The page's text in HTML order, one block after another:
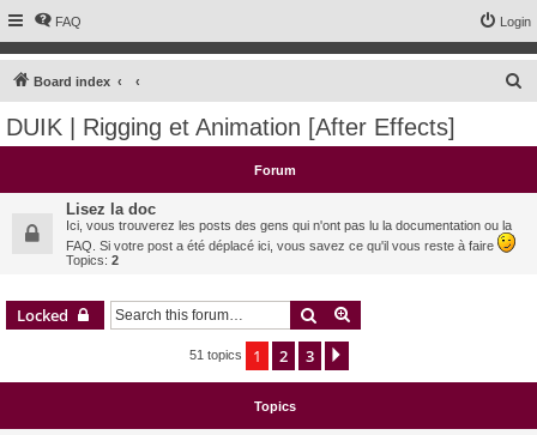
FAQ Login
Board index
c
DUIK | Rigging et Animation [After Effects]
Forum
Lisez la doc
Ici, vous trouverez les posts des gens qui n'ont pas lu la documentation ou la
FAQ. Si votre post a été déplacé ici, vous savez ce qu'il vous reste à faire
Topics: 2
Locked Search
51 topics 1 2 3
Topics